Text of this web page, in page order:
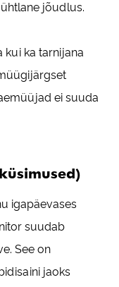
jõudlus.
kui ka tarnijana
ei suuda
igapäevases
suudab
See on
jaoks